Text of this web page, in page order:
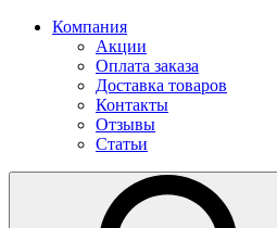
Компания
Акции
Оплата заказа
Доставка товаров
Контакты
Отзывы
Статьи